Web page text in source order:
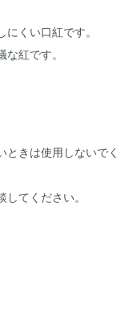
くい口紅です。
紅です。
きは使用しないでく
てください。